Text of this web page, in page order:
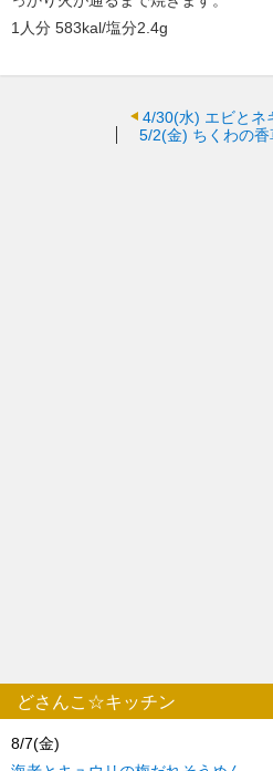
1人分 583kal/塩分2.4g
4/30(水) エビとネ
5/2(金) ちくわの
どさんこ☆キッチン
8/7(金)